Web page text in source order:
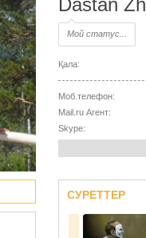
Dastan
Мой статус...
Қала:
Моб.телефон:
Mail.ru Агент:
Skype:
СУРЕТТЕР